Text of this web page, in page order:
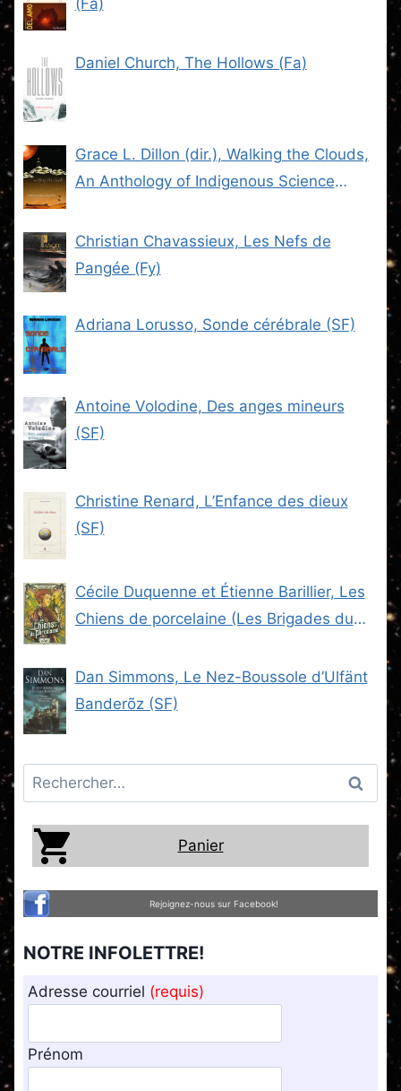
(Fa)
Daniel Church, The Hollows (Fa)
Grace L. Dillon (dir.), Walking the Clouds,
An Anthology of Indigenous Science
Christian Chavassieux, Les Nefs de
Pangée (Fy)
Adriana Lorusso, Sonde cérébrale (SF)
Antoine Volodine, Des anges mineurs
(SF)
Christine Renard, L’Enfance des dieux
(SF)
Cécile Duquenne et Étienne Barillier, Les
Chiens de porcelaine (Les Brigades du
Dan Simmons, Le Nez-Boussole d’Ulfänt
Banderõz (SF)
Rechercher :
Panier
Rejoignez-nous sur Facebook!
NOTRE INFOLETTRE!
Adresse courriel (requis)
Prénom